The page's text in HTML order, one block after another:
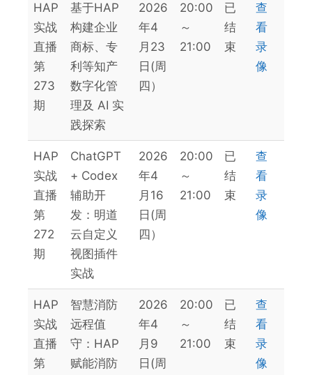
HAP
实战
直播
第
273
期
基于HAP
构建企业
商标、专
利等知产
数字化管
理及 AI 实
践探索
2026
年4
月23
日(周
四）
20:00
～
21:00
已
结
束
查
看
录
像
HAP
实战
直播
第
272
期
ChatGPT
+ Codex
辅助开
发：明道
云自定义
视图插件
实战
2026
年4
月16
日(周
四）
20:00
～
21:00
已
结
束
查
看
录
像
HAP
实战
直播
第
智慧消防
远程值
守：HAP
赋能消防
2026
年4
月9
日(周
20:00
～
21:00
已
结
束
查
看
录
像